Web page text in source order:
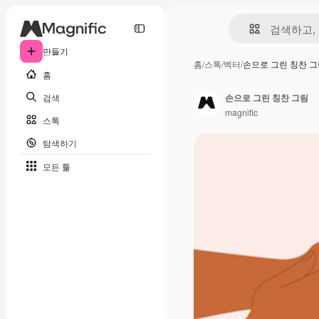
만들기
홈
검색
스톡
탐색하기
모든 툴
홈/스톡/벡터/손으로 그린 칭찬
손으로 그린 칭찬 그림
magnific